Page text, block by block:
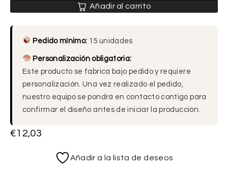
Añadir al carrito
Pedido mínimo: 15 unidades
Personalización obligatoria:
Este producto se fabrica bajo pedido y requiere
personalización. Una vez realizado el pedido,
nuestro equipo se pondrá en contacto contigo para
confirmar el diseño antes de iniciar la producción.
€12,03
Añadir a la lista de deseos